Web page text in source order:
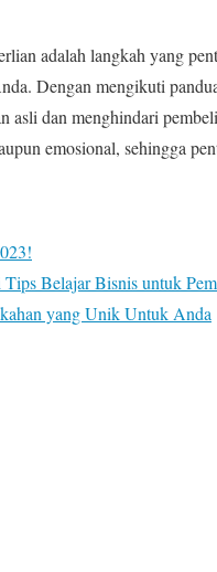
adalah langkah yang
Dengan mengikuti
asli dan menghindari
emosional, sehingga
Belajar Bisnis untuk
yang Unik Untuk Anda